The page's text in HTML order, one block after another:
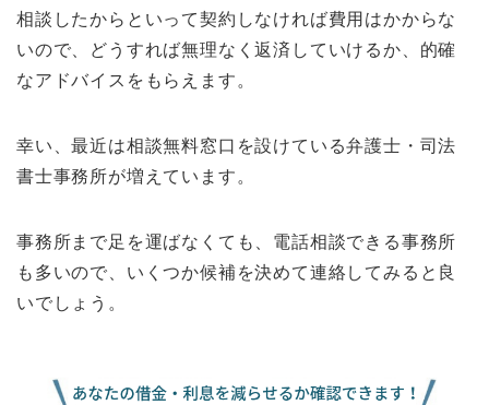
相談したからといって契約しなければ費用はかからな
いので、どうすれば無理なく返済していけるか、的確
なアドバイスをもらえます。
幸い、最近は相談無料窓口を設けている弁護士・司法
書士事務所が増えています。
事務所まで足を運ばなくても、電話相談できる事務所
も多いので、いくつか候補を決めて連絡してみると良
いでしょう。